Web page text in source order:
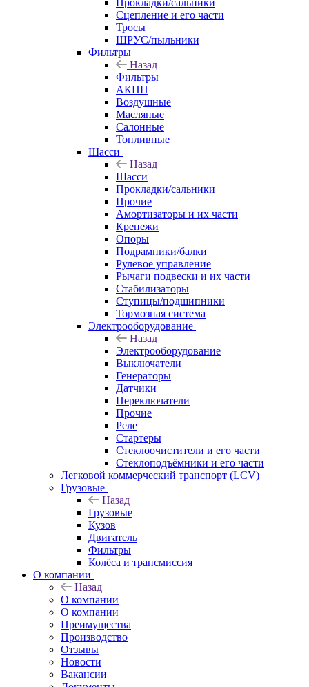
Прокладки/сальники
Сцепление и его части
Тросы
ШРУС/пыльники
Фильтры
Назад
Фильтры
АКПП
Воздушные
Масляные
Салонные
Топливные
Шасси
Назад
Шасси
Прокладки/сальники
Прочие
Амортизаторы и их части
Крепежи
Опоры
Подрамники/балки
Рулевое управление
Рычаги подвески и их части
Стабилизаторы
Ступицы/подшипники
Тормозная система
Электрооборудование
Назад
Электрооборудование
Выключатели
Генераторы
Датчики
Переключатели
Прочие
Реле
Стартеры
Стеклоочистители и его части
Стеклоподъёмники и его части
Легковой коммерческий транспорт (LCV)
Грузовые
Назад
Грузовые
Кузов
Двигатель
Фильтры
Колёса и трансмиссия
О компании
Назад
О компании
О компании
Преимущества
Производство
Отзывы
Новости
Вакансии